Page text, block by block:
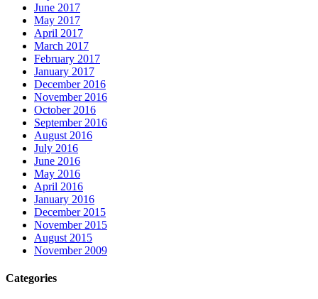
June 2017
May 2017
April 2017
March 2017
February 2017
January 2017
December 2016
November 2016
October 2016
September 2016
August 2016
July 2016
June 2016
May 2016
April 2016
January 2016
December 2015
November 2015
August 2015
November 2009
Categories